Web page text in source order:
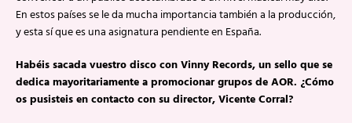
En estos países se le da mucha importancia también a la producción,
y esta sí que es una asignatura pendiente en España.
Habéis sacada vuestro disco con Vinny Records, un sello que se
dedica mayoritariamente a promocionar grupos de AOR. ¿Cómo
os pusisteis en contacto con su director, Vicente Corral?